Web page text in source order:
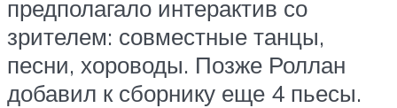
предполагало интерактив со
зрителем: совместные танцы,
песни, хороводы. Позже Роллан
добавил к сборнику еще 4 пьесы.